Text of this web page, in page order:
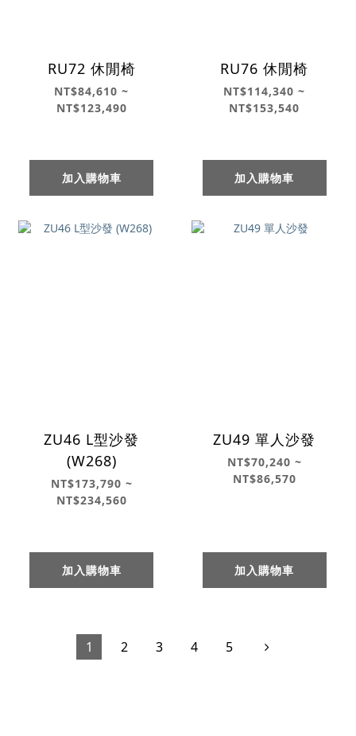
RU72 休閒椅
NT$84,610 ~
NT$123,490
加入購物車
RU76 休閒椅
NT$114,340 ~
NT$153,540
加入購物車
ZU46 L型沙發
(W268)
NT$173,790 ~
NT$234,560
加入購物車
ZU49 單人沙發
NT$70,240 ~
NT$86,570
加入購物車
1 2 3 4 5